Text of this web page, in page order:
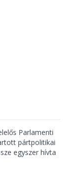
Parlamenti
pártpolitikai
egyszer hívta